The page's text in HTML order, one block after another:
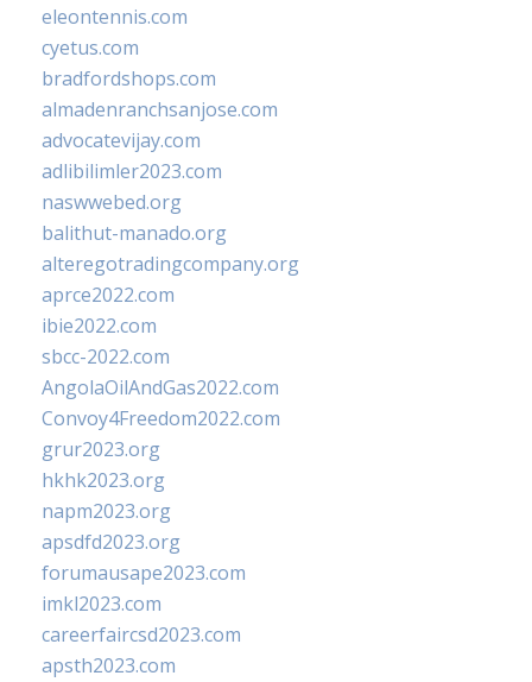
eleontennis.com
cyetus.com
bradfordshops.com
almadenranchsanjose.com
advocatevijay.com
adlibilimler2023.com
naswwebed.org
balithut-manado.org
alteregotradingcompany.org
aprce2022.com
ibie2022.com
sbcc-2022.com
AngolaOilAndGas2022.com
Convoy4Freedom2022.com
grur2023.org
hkhk2023.org
napm2023.org
apsdfd2023.org
forumausape2023.com
imkl2023.com
careerfaircsd2023.com
apsth2023.com